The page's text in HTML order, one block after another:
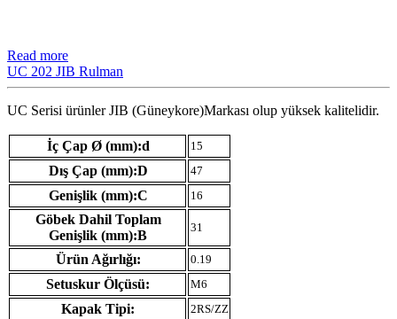
Read more
UC 202 JIB Rulman
UC Serisi ürünler JIB (Güneykore)Markası olup yüksek kalitelidir.
İç Çap Ø (mm):d 15
Dış Çap (mm):D 47
Genişlik (mm):C 16
Göbek Dahil Toplam
Genişlik (mm):B
31
Ürün Ağırlığı: 0.19
Setuskur Ölçüsü: M6
Kapak Tipi: 2RS/ZZ